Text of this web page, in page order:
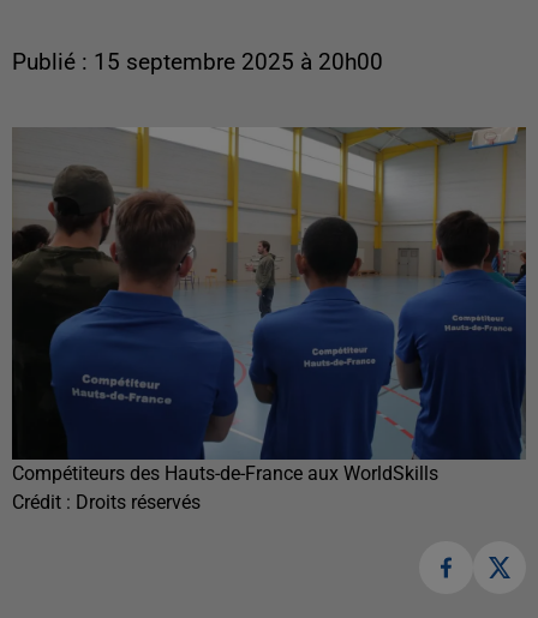
Publié : 15 septembre 2025 à 20h00
Compétiteurs des Hauts-de-France aux WorldSkills
Crédit : Droits réservés